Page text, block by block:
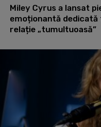
Miley Cyrus a lansat
emoționantă dedicată
relație „tumultuoasă”